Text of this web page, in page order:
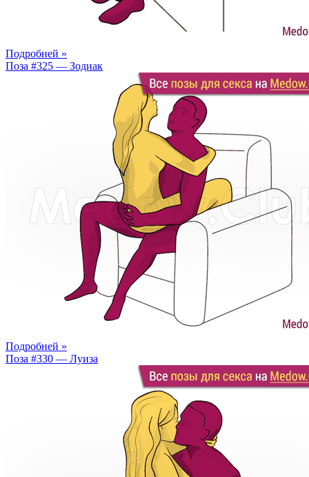
Подробней »
Поза #325 — Зодиак
Подробней »
Поза #330 — Луиза